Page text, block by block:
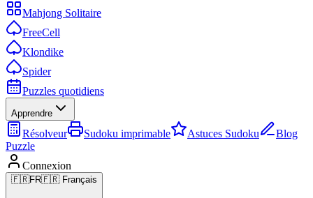
Mahjong Solitaire
FreeCell
Klondike
Spider
Puzzles quotidiens
Apprendre
Résolveur Sudoku imprimable Astuces Sudoku
Blog
Puzzle
Connexion
🇫🇷FR🇫🇷 Français